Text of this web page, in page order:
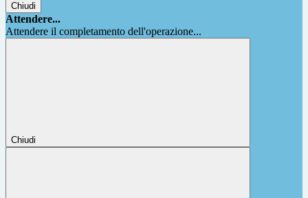
Chiudi
Attendere...
Attendere il completamento dell'operazione...
Chiudi